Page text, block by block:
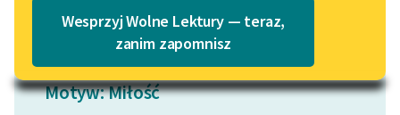
Lektury szkolne i klasyka
literatury do słuchania dla
uczennic i uczniów z
niepełnosprawnościami
Katalog w formacie PDF
Wesprzyj Wolne Lektury — teraz,
zanim zapomnisz
Motyw: Miłość